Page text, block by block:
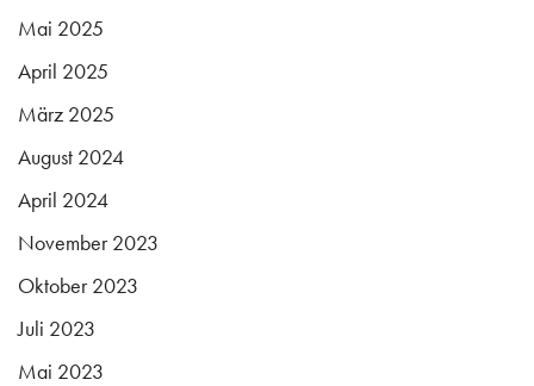
Mai 2025
April 2025
März 2025
August 2024
April 2024
November 2023
Oktober 2023
Juli 2023
Mai 2023